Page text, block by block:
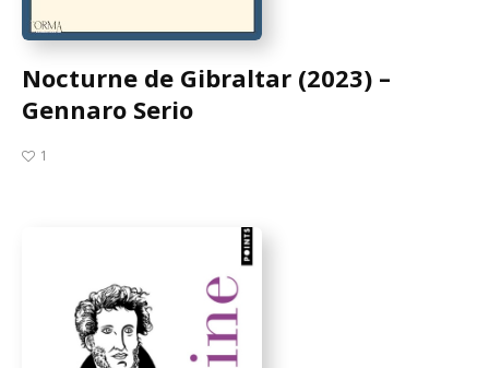
Nocturne de Gibraltar (2023) –
Gennaro Serio
1